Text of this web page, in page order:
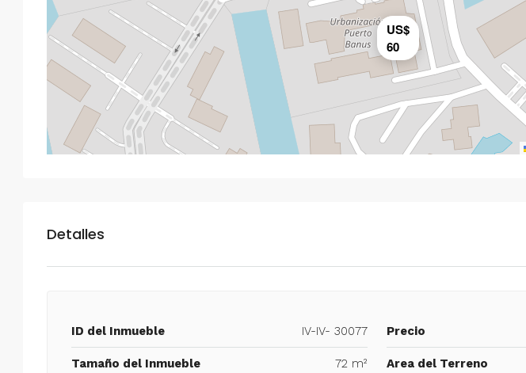
US$
60
Detalles
ID del Inmueble IV-IV- 30077 Precio
Tamaño del Inmueble 72 m² Area del Terreno